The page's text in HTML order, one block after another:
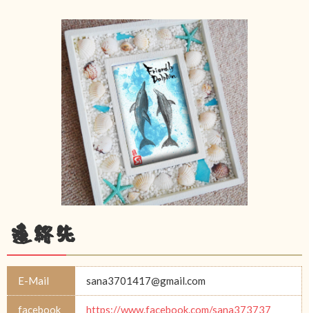
連絡先
E-Mail sana3701417@gmail.com
facebook https://www.facebook.com/sana373737